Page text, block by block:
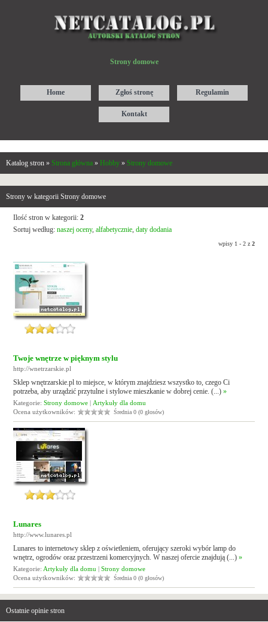
Strony domowe
Home Zgłoś stronę Regulamin
Kontakt
Katalog stron » Strona główna » Hobby » Strony domowe
Strony w kategorii Strony domowe
Ilość stron w kategorii:2
Sortuj według:naszej oceny,alfabetycznie ,daty dodania
wpisy 1 - 2 z 2
Twoje wnętrze w pięknym stylu
http://wnetrzarskie.pl
Sklep wnętrzarskie.pl to miejsce, w którym znajdziesz wszystko to, czego Ci
potrzeba, aby urządzić przytulne i stylowe mieszkanie w dobrej cenie. (...)»
Kategorie:Strony domowe | Artykuły dla domu
Ocena użytkowników:
Średnia 0 (0 głosów)
Lunares
http://www.lunares.pl
Lunares to internetowy sklep z oświetleniem, oferujący szeroki wybór lamp do
wnętrz, ogrodów oraz przestrzeni komercyjnych. W naszej ofercie znajdują (...)»
Kategorie: Artykuły dla domu |Strony domowe
Ocena użytkowników:
Średnia 0 (0 głosów)
Ostatnie opinie stron